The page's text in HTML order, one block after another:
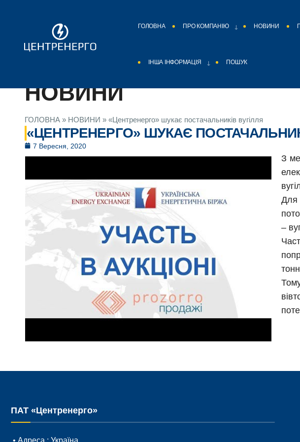
ГОЛОВНА ПРО КОМПАНІЮ НОВИНИ
ІНША ІНФОРМАЦІЯ ПОШУК
НОВИНИ
ГОЛОВНА » НОВИНИ » «Центренерго» шукає постачальників вугілля
«ЦЕНТРЕНЕРГО» ШУКАЄ
7 Вересня, 2020
З
Для
–
ПАТ «Центренерго»
• Адреса : Україна,